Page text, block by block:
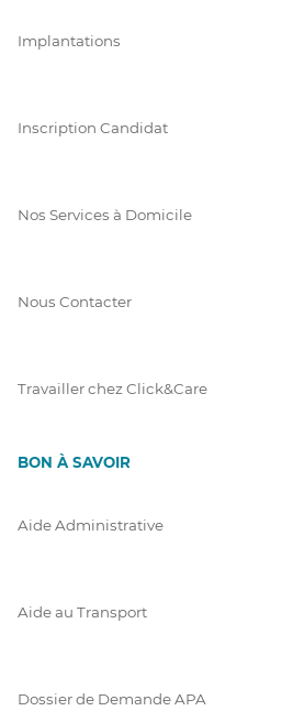
Implantations
Inscription Candidat
Nos Services à Domicile
Nous Contacter
Travailler chez Click&Care
BON À SAVOIR
Aide Administrative
Aide au Transport
Dossier de Demande APA